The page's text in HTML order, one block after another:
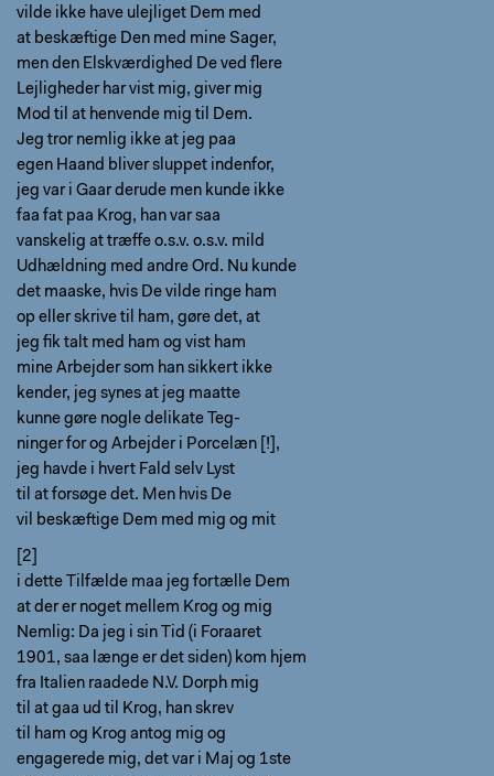
vilde ikke have ulejliget Dem med
at beskæftige Den med mine Sager,
men den Elskværdighed De ved flere
Lejligheder har vist mig, giver mig
Mod til at henvende mig til Dem.
Jeg tror nemlig ikke at jeg paa
egen Haand bliver sluppet indenfor,
jeg var i Gaar derude men kunde ikke
faa fat paa Krog, han var saa
vanskelig at træffe o.s.v. o.s.v. mild
Udhældning med andre Ord. Nu kunde
det maaske, hvis De vilde ringe ham
op eller skrive til ham, gøre det, at
jeg fik talt med ham og vist ham
mine Arbejder som han sikkert ikke
kender, jeg synes at jeg maatte
kunne gøre nogle delikate Teg-
ninger for og Arbejder i Porcelæn [!],
jeg havde i hvert Fald selv Lyst
til at forsøge det. Men hvis De
vil beskæftige Dem med mig og mit
[2]
i dette Tilfælde maa jeg fortælle Dem
at der er noget mellem Krog og mig
Nemlig: Da jeg i sin Tid (i Foraaret
1901, saa længe er det siden) kom hjem
fra Italien raadede N.V. Dorph mig
til at gaa ud til Krog, han skrev
til ham og Krog antog mig og
engagerede mig, det var i Maj og 1ste